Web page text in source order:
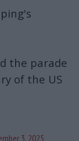
the parade
of the US
3, 2025